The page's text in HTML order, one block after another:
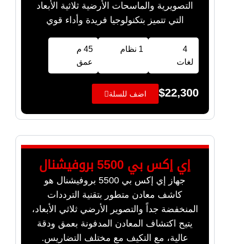
التصويرية والماسحات الأرضية ثلاثية الأبعاد
التي تتميز بتكنولوجيا فريدة وأداء قوي
4
لغات
1 نظام
45 م
عمق
$22,300 اضف للسلة
إي إكس بي 5500 بروفيشنال
جهاز إي إكس بي 5500 بروفيشنال هو
كاشف معادن متطور بتقنية الترددات
المنخفضة جداً والتصوير الأرضي ثلاثي الأبعاد،
يتيح اكتشاف المعادن المدفونة بعمق ودقة
عالية، مع التكيف مع مختلف التضاريس.